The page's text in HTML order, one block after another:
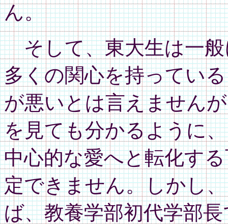
ん。
そして、東大生は一般
多くの関心を持ってい
が悪いとは言えません
を見ても分かるように
中心的な愛へと転化す
定できません。しかし
ば、教養学部初代学部